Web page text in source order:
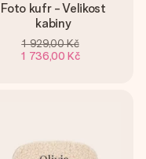
Foto kufr - Velikost
kabiny
1 929,00 Kč
1 736,00 Kč